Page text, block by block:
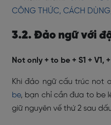
CÔNG THỨC, CÁCH
3.2. Đảo ngữ với
Not only + to be + S1 + V1,
Khi đảo ngữ cấu trúc not
be, bạn chỉ cần đưa to be
giữ nguyên vế thứ 2 sau